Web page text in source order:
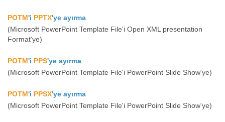
POTM'i PPTX'ye ayırma
(Microsoft PowerPoint Template File'i Open XML presentation
Format'ye)
POTM'i PPS'ye ayırma
(Microsoft PowerPoint Template File'i PowerPoint Slide Show'ye)
POTM'i PPSX'ye ayırma
(Microsoft PowerPoint Template File'i PowerPoint Slide Show'ye)